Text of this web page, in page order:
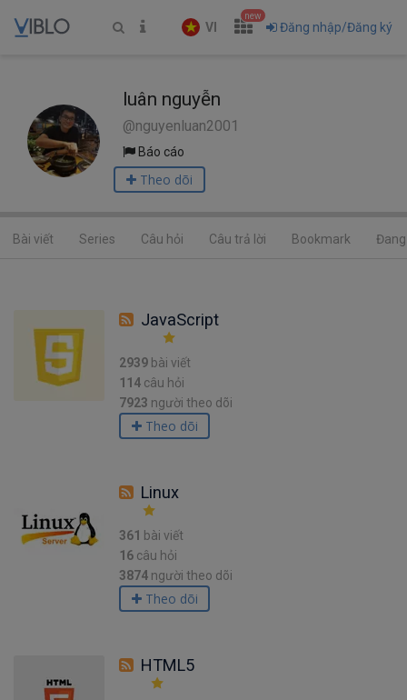
VI
new
Đăng nhập/Đăng ký
luân nguyễn
@nguyenluan2001
Báo cáo
Theo dõi
Bài viết Series Câu hỏi Câu trả lời Bookmark
JavaScript
2939 bài viết
114 câu hỏi
7923 người theo dõi
Theo dõi
Linux
361 bài viết
16 câu hỏi
3874 người theo dõi
Theo dõi
HTML5